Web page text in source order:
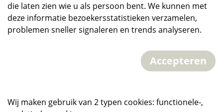
die laten zien wie u als persoon bent. We kunnen met
deze informatie bezoekersstatistieken verzamelen,
problemen sneller signaleren en trends analyseren.
Accepteren
Wij maken gebruik van 2 typen cookies: functionele-,